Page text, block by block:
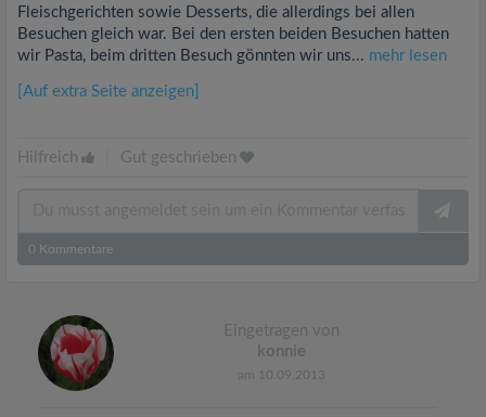
Fleischgerichten sowie Desserts, die allerdings bei allen
Besuchen gleich war. Bei den ersten beiden Besuchen hatten
wir Pasta, beim dritten Besuch gönnten wir uns... mehr lesen
[Auf extra Seite anzeigen]
Hilfreich Gut geschrieben
0 Kommentare
Eingetragen von
konnie
am 10.09.2013